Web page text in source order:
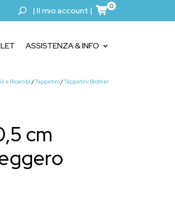
| Il mio account | 0
ASSISTENZA & INFO
e Ricambi /Tappetini /Tappetini Brother
cm